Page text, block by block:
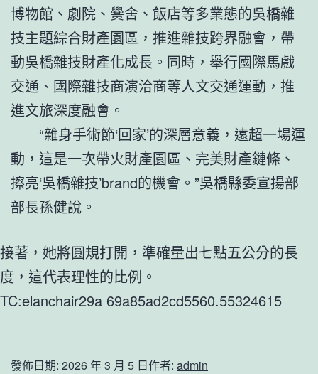
博物館、劇院、黌舍、飯店等多業態的吳橋雜
技主題綜合財產園區，推進雜技跨界融會，帶
動吳橋雜技財產化成長。同時，舉行國際馬戲
交通、國際雜技商演洽商等人文交通運動，推
進文旅深度融會。
“雜身手術節‘回家’的深層意義，遠超一場運
動，這是一次帶火財產園區、完美財產鏈條、
擦亮‘吳橋雜技’brand的機會。”吳橋縣委宣揚部
部長孫健說。
接著，她將圓規打開，準確量出七點五公分的長
度，這代表理性的比例。
TC:elanchair29a 69a85ad2cd5560.55324615
發佈日期: 2026 年 3 月 5 日作者: admin